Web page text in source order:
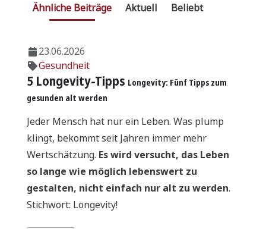
Ähnliche Beiträge Aktuell Beliebt
23.06.2026
Gesundheit
5 Longevity-Tipps Longevity: Fünf Tipps zum
gesunden alt werden
Jeder Mensch hat nur ein Leben. Was plump
klingt, bekommt seit Jahren immer mehr
Wertschätzung. Es wird versucht, das Leben
so lange wie möglich lebenswert zu
gestalten, nicht einfach nur alt zu werden.
Stichwort: Longevity!